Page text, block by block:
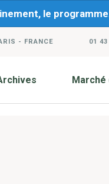
le
- FRANCE 01
Marché